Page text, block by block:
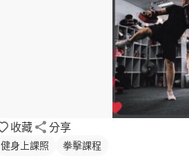
收藏 分享
健身上課照 拳擊課程